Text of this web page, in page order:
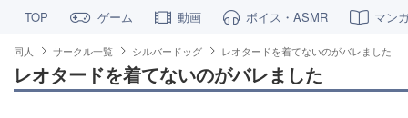
TOP ゲーム 動画 ボイス・ASMR マン
同人 サークル一覧 シルバードッグ レオタードを着てないのがバレました
レオタードを着てないのがバレました